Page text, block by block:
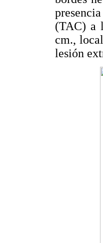
(TAC) a
cm.,
lesión